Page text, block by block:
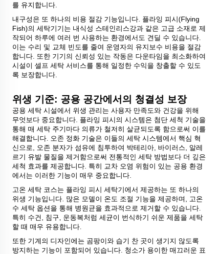
를 유지합니다.
내구성은 또 하나의 비용 절감 기능입니다. 플라잉 피시(Flying
Fish)의 세탁기기는 내식성 스테인리스강과 같은 고급 소재로 제
작되어 하루에 여러 번 사용하는 환경에서도 견딜 수 있습니다.
이는 수리 및 교체 빈도를 줄여 운영자의 유지보수 비용을 절감
합니다. 또한 기기의 신뢰성 있는 작동은 다운타임을 최소화하여
시설이 셀프 세탁 서비스를 통해 일정한 수익을 창출할 수 있도
록 보장합니다.
위생 기준: 공용 공간에서의 청결성 보장
공용 세탁 시설에서 위생 관리는 사용자 만족도와 건강을 위해
무엇보다 중요합니다. 플라잉 피시의 시스템은 첨단 세척 기술을
통해 매 세탁 주기마다 의류가 철저히 살균되도록 함으로써 이를
해결합니다. 오존 정화 기술은 이들의 세탁 시스템에서 핵심 혁
신으로, 오존 분자가 섬유에 침투하여 박테리아, 바이러스, 알레
르기 유발 물질을 제거함으로써 전통적인 세탁 방법보다 더 깊은
세척 효과를 제공합니다. 특히 교차 오염 위험이 있는 공용 환경
에서는 이러한 기능이 매우 중요합니다.
고온 세탁 코스는 플라잉 피시 세탁기에서 제공하는 또 하나의
위생 기능입니다. 많은 모델이 온도 조절 기능을 제공하며, 고온
수 세탁 옵션을 통해 병원균을 효과적으로 제거할 수 있습니다.
특히 수건, 침구, 운동복처럼 세균이 번식하기 쉬운 제품을 세탁
할 때 매우 유용합니다.
또한 기계의 디자인에는 곰팡이와 습기 찬 곳이 생기지 않도록
방지하는 기능이 포함되어 있습니다. 청소가 용이한 매끄러운 표